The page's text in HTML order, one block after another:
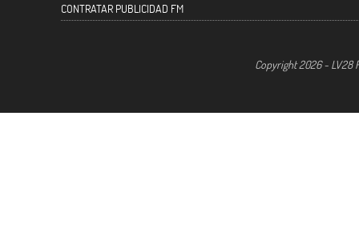
CONTRATAR PUBLICIDAD FM
Copyright 2026 - LV28